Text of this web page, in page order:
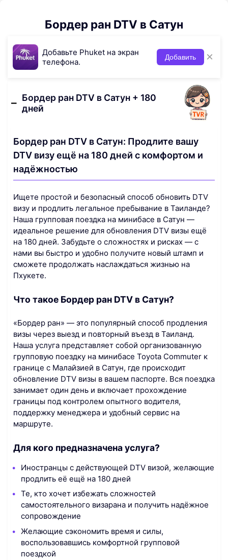
Бордер ран DTV в Сатун
Добавьте Phuket на экран
телефона.
Добавить ×
Бордер ран DTV в Сатун + 180
дней
Бордер ран DTV в Сатун: Продлите вашу
DTV визу ещё на 180 дней с комфортом и
надёжностью
Ищете простой и безопасный способ обновить DTV
визу и продлить легальное пребывание в Таиланде?
Наша групповая поездка на минибасе в Сатун —
идеальное решение для обновления DTV визы ещё
на 180 дней. Забудьте о сложностях и рисках — с
нами вы быстро и удобно получите новый штамп и
сможете продолжать наслаждаться жизнью на
Пхукете.
Что такое Бордер ран DTV в Сатун?
«Бордер ран» — это популярный способ продления
визы через выезд и повторный въезд в Таиланд.
Наша услуга представляет собой организованную
групповую поездку на минибасе Toyota Commuter к
границе с Малайзией в Сатун, где происходит
обновление DTV визы в вашем паспорте. Вся поездка
занимает один день и включает прохождение
границы под контролем опытного водителя,
поддержку менеджера и удобный сервис на
маршруте.
Для кого предназначена услуга?
Иностранцы с действующей DTV визой, желающие
продлить её ещё на 180 дней
Те, кто хочет избежать сложностей
самостоятельного визарана и получить надёжное
сопровождение
Желающие сэкономить время и силы,
воспользовавшись комфортной групповой
поездкой